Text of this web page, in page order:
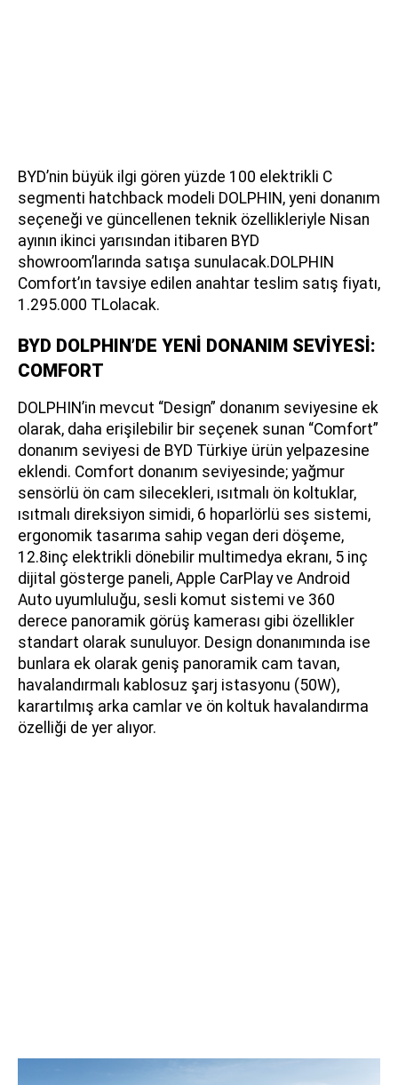
BYD’nin büyük ilgi gören yüzde 100 elektrikli C
segmenti hatchback modeli DOLPHIN, yeni donanım
seçeneği ve güncellenen teknik özellikleriyle Nisan
ayının ikinci yarısından itibaren BYD
showroom’larında satışa sunulacak.DOLPHIN
Comfort’ın tavsiye edilen anahtar teslim satış fiyatı,
1.295.000 TLolacak.
BYD DOLPHIN’DE YENİ DONANIM SEVİYESİ:
COMFORT
DOLPHIN’in mevcut “Design” donanım seviyesine ek
olarak, daha erişilebilir bir seçenek sunan “Comfort”
donanım seviyesi de BYD Türkiye ürün yelpazesine
eklendi. Comfort donanım seviyesinde; yağmur
sensörlü ön cam silecekleri, ısıtmalı ön koltuklar,
ısıtmalı direksiyon simidi, 6 hoparlörlü ses sistemi,
ergonomik tasarıma sahip vegan deri döşeme,
12.8inç elektrikli dönebilir multimedya ekranı, 5 inç
dijital gösterge paneli, Apple CarPlay ve Android
Auto uyumluluğu, sesli komut sistemi ve 360
derece panoramik görüş kamerası gibi özellikler
standart olarak sunuluyor. Design donanımında ise
bunlara ek olarak geniş panoramik cam tavan,
havalandırmalı kablosuz şarj istasyonu (50W),
karartılmış arka camlar ve ön koltuk havalandırma
özelliği de yer alıyor.